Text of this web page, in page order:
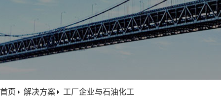
首页 解决方案 工厂企业与石油化工